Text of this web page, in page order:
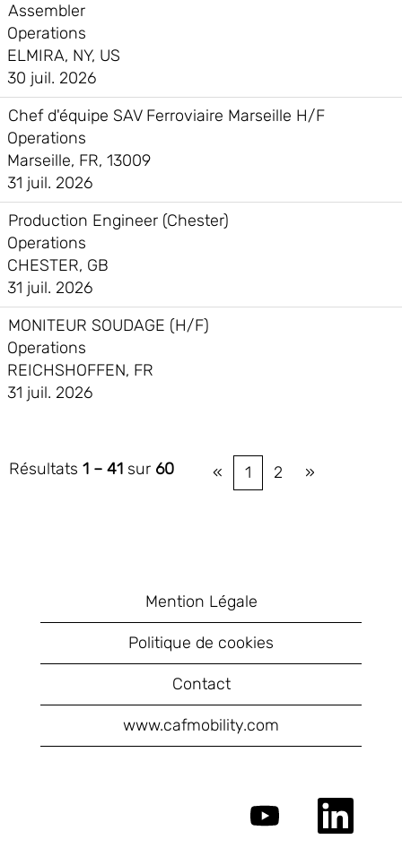
Assembler
Operations
ELMIRA, NY, US
30 juil. 2026
Chef d'équipe SAV Ferroviaire Marseille H/F
Operations
Marseille, FR, 13009
31 juil. 2026
Production Engineer (Chester)
Operations
CHESTER, GB
31 juil. 2026
MONITEUR SOUDAGE (H/F)
Operations
REICHSHOFFEN, FR
31 juil. 2026
Résultats 1 – 41 sur 60 « 1 2 »
Mention Légale
Politique de cookies
Contact
www.cafmobility.com
S
o